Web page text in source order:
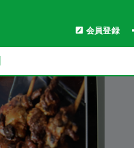
会員登録